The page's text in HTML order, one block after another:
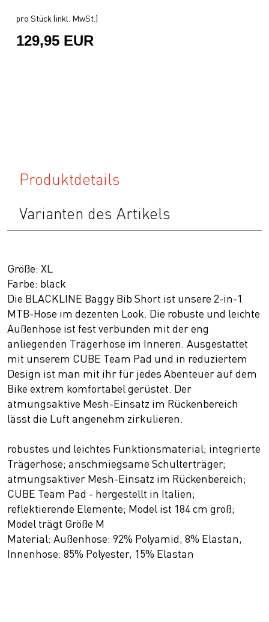
pro Stück (inkl. MwSt.)
129,95 EUR
Produktdetails
Varianten des Artikels
Größe: XL
Farbe: black
Die BLACKLINE Baggy Bib Short ist unsere 2-in-1
MTB-Hose im dezenten Look. Die robuste und leichte
Außenhose ist fest verbunden mit der eng
anliegenden Trägerhose im Inneren. Ausgestattet
mit unserem CUBE Team Pad und in reduziertem
Design ist man mit ihr für jedes Abenteuer auf dem
Bike extrem komfortabel gerüstet. Der
atmungsaktive Mesh-Einsatz im Rückenbereich
lässt die Luft angenehm zirkulieren.
robustes und leichtes Funktionsmaterial; integrierte
Trägerhose; anschmiegsame Schulterträger;
atmungsaktiver Mesh-Einsatz im Rückenbereich;
CUBE Team Pad - hergestellt in Italien;
reflektierende Elemente; Model ist 184 cm groß;
Model trägt Größe M
Material: Außenhose: 92% Polyamid, 8% Elastan,
Innenhose: 85% Polyester, 15% Elastan